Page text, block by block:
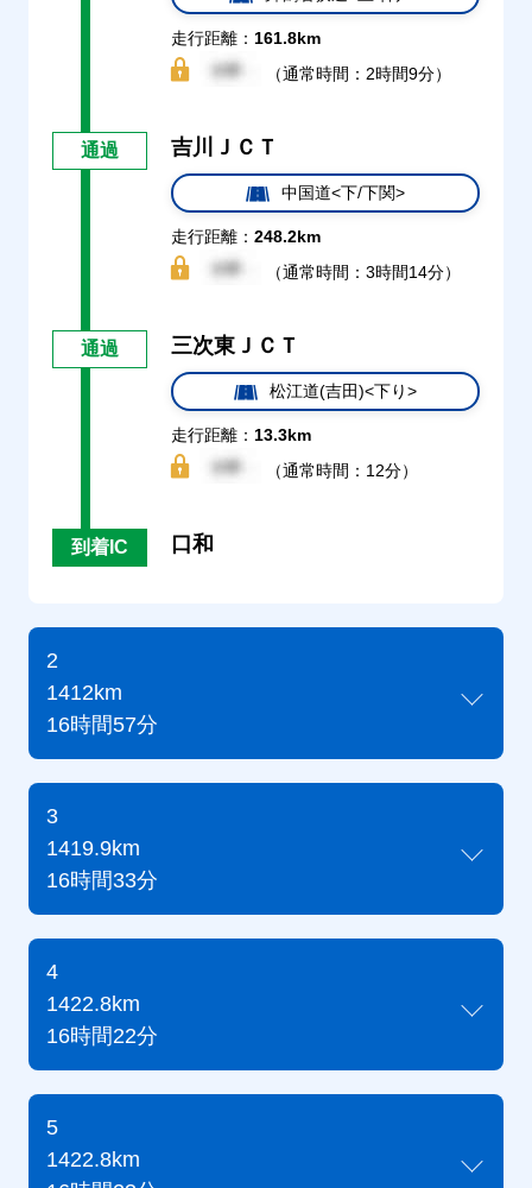
走行距離： 161.8km
（通常時間：2時間9分）
通過 吉川ＪＣＴ
中国道<下/下関>
走行距離： 248.2km
（通常時間：3時間14分）
通過 三次東ＪＣＴ
松江道(吉田)<下り>
走行距離： 13.3km
（通常時間：12分）
到着IC 口和
2
1412km
16時間57分
3
1419.9km
16時間33分
4
1422.8km
16時間22分
5
1422.8km